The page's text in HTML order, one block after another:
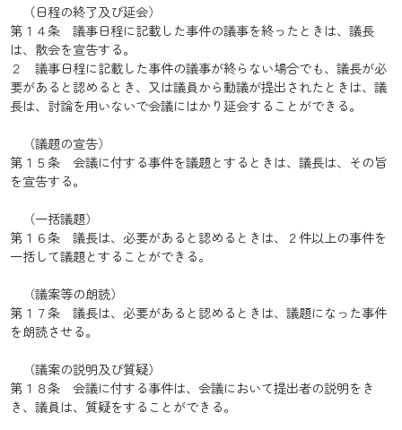
（日程の終了及び延会）
第１４条 議事日程に記載した事件の議事を終ったときは、議長
は、散会を宣告する。
２ 議事日程に記載した事件の議事が終らない場合でも、議長が必
要があると認めるとき、又は議員から動議が提出されたときは、議
長は、討論を用いないで会議にはかり延会することができる。
（議題の宣告）
第１５条 会議に付する事件を議題とするときは、議長は、その旨
を宣告する。
（一括議題）
第１６条 議長は、必要があると認めるときは、２件以上の事件を
一括して議題とすることができる。
（議案等の朗読）
第１７条 議長は、必要があると認めるときは、議題になった事件
を朗読させる。
（議案の説明及び質疑）
第１８条 会議に付する事件は、会議において提出者の説明をき
き、議員は、質疑をすることができる。